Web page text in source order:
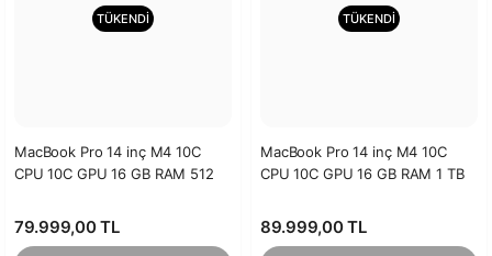
TÜKENDİ
MacBook Pro 14 inç M4 10C
CPU 10C GPU 16 GB RAM 512
79.999,00 TL
TÜKENDİ
MacBook Pro 14 inç M4 10C
CPU 10C GPU 16 GB RAM 1 TB
89.999,00 TL